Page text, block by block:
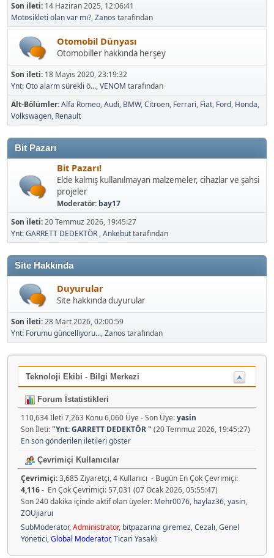
Son ileti: 14 Haziran 2025, 12:06:41
Motosikleti olan var mı?,Zanos tarafından
Otomobil Dünyası
Otomobiller hakkında herşey
Son ileti: 18 Mayıs 2020, 23:19:32
Ynt: Oto alarm sürekli ö...,VENOM tarafından
Alt-Bölümler Alfa Romeo Audi BMW Citroen Ferrari Fiat Ford Honda
Volkswagen Renault
Bit Pazarı
Bit Pazarı!
Elde kalmış kullanılmayan malzemeler, cihazlar ve şahsi
projeler
Moderatör: bay17
Son ileti:20 Temmuz 2026, 19:45:27
Ynt: GARRETT DEDEKTÖR ,Ankebuttarafından
Site Hakkında
Duyurular
Site hakkında duyurular
Son ileti:28 Mart 2026, 02:00:59
Ynt: Forumu güncelliyoru...,Zanos tarafından
Teknoloji Ekibi - Bilgi Merkezi
Forum İstatistikleri
110,634 İleti 7,263 Konu 6,060 Üye - Son Üye:yasin
Son İleti:"Ynt: GARRETT DEDEKTÖR" (20 Temmuz 2026, 19:45:27)
En son gönderilen iletileri göster
Çevrimiçi Kullanıcılar
Çevrimiçi:3,685 Ziyaretçi, 4 Kullanıcı - Bugün En Çok Çevrimiçi:
4,116- En Çok Çevrimiçi: 57,031 (07 Ocak 2026, 05:55:47)
Son 240 dakika içinde aktif olan üyeler: Mehr0076, haylaz36,yasin,
ZOUjiarui
SubModerator,Administrator, bitpazarına giremez,Cezalı,Genel
Yönetici,Global Moderator,Ticari Yasaklı